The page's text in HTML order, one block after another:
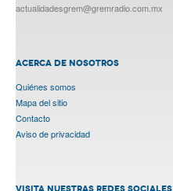
actualidadesgrem@gremradio.com.mx
ACERCA DE NOSOTROS
Quiénes somos
Mapa del sitio
Contacto
Aviso de privacidad
VISITA NUESTRAS REDES SOCIALES